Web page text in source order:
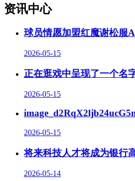
资讯中心
球员情愿加盟红魔谢松服
2026-05-15
正在逛戏中呈现了一个名
2026-05-15
2026-05-15
将来科技人才将成为银行
2026-05-14